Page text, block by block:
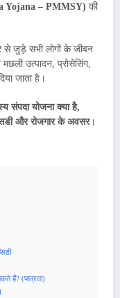
Yojana – PMMSY) की
से जुड़े सभी लोगों के जीवन
उत्पादन, प्रोसेसिंग,
जाता है।
संपदा योजना क्या है,
और रोजगार के अवसर।
हैं? (पात्रता)